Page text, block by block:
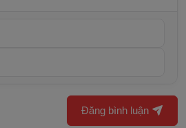
Đăng bình luận